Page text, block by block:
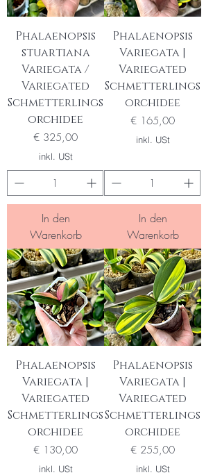
Phalaenopsis
stuartiana
Variegata /
Variegated
Schmetterlings
orchidee
Preis
€ 325,00
inkl. USt
In den
Warenkorb
Phalaenopsis
Variegata |
Variegated
Schmetterlings
orchidee
Preis
€ 165,00
inkl. USt
In den
Warenkorb
Phalaenopsis
Variegata |
Variegated
Schmetterlings
orchidee
Preis
€ 130,00
inkl. USt
Phalaenopsis
Variegata |
Variegated
Schmetterlings
orchidee
Preis
€ 255,00
inkl. USt